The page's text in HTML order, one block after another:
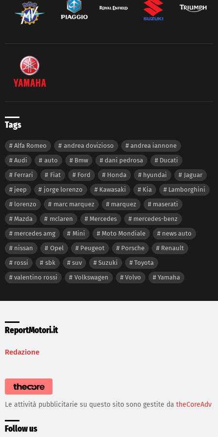
Tags
Alfa Romeo andrea dovizioso
andrea iannone
Audi
auto Bmw dani pedrosa
Ducati
Ferrari
Fiat Ford Honda hyundai
Jaguar
jeep
jorge lorenzo Kawasaki Kia
Lamborghini
lorenzo
marc marquez marquez
maserati
Mazda
mclaren Mercedes
mercedes-benz
mercedes amg
Mini Moto Mondiale
news auto
nissan
Opel Peugeot Porsche
Renault
rossi
sbk suv Suzuki
Toyota
valentino rossi
Volkswagen Volvo Yamaha
ReportMotori.it
Redazione
Le attività pubblicitarie su questo sito sono gestite da theCoreAdv
Follow us